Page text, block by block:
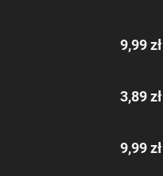
9,99 zł
3,89 zł
9,99 zł